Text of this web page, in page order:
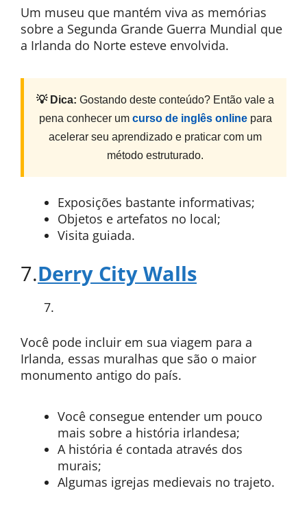
Um museu que mantém viva as memórias
sobre a Segunda Grande Guerra Mundial que
a Irlanda do Norte esteve envolvida.
💡 Dica: Gostando deste conteúdo? Então vale a
pena conhecer um curso de inglês onlinepara
acelerar seu aprendizado e praticar com um
método estruturado.
Exposições bastante informativas;
Objetos e artefatos no local;
Visita guiada.
7.Derry City Walls
Você pode incluir em sua viagem para a
Irlanda, essas muralhas que são o maior
monumento antigo do país.
Você consegue entender um pouco
mais sobre a história irlandesa;
A história é contada através dos
murais;
Algumas igrejas medievais no trajeto.